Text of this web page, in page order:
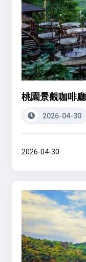
桃園景觀咖啡
2026-04-30
2026-04-30